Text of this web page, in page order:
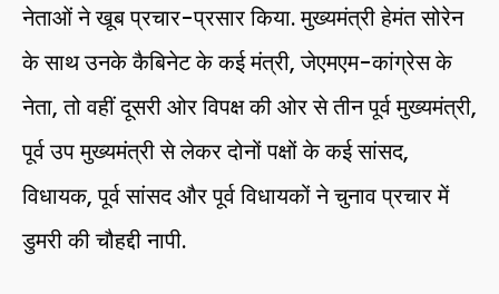
नेताओं ने खूब प्रचार-प्रसार किया. मुख्यमंत्री हेमंत सोरेन
के साथ उनके कैबिनेट के कई मंत्री, जेएमएम-कांग्रेस के
नेता, तो वहीं दूसरी ओर विपक्ष की ओर से तीन पूर्व मुख्यमंत्री,
पूर्व उप मुख्यमंत्री से लेकर दोनों पक्षों के कई सांसद,
विधायक, पूर्व सांसद और पूर्व विधायकों ने चुनाव प्रचार में
डुमरी की चौहद्दी नापी.